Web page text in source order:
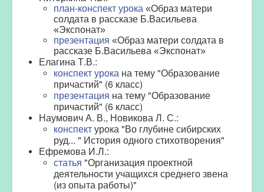
план-конспект урока «Образ матери
солдата в рассказе Б.Васильева
«Экспонат»
презентация «Образ матери солдата в
рассказе Б.Васильева «Экспонат»
Елагина Т.В.:
конспект урока на тему "Образование
причастий" (6 класс)
презентация на тему "Образование
причастий" (6 класс)
Наумович А. В., Новикова Л. С.:
конспектурока "Во глубине сибирских
руд... " История одного стихотворения"
Ефремова И.Л.:
статья "Организация проектной
деятельности учащихся среднего звена
(из опыта работы)"